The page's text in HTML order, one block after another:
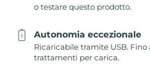
o testare questo prodotto.
Autonomia eccezionale
Ricaricabile tramite USB. Fino
trattamenti per carica.